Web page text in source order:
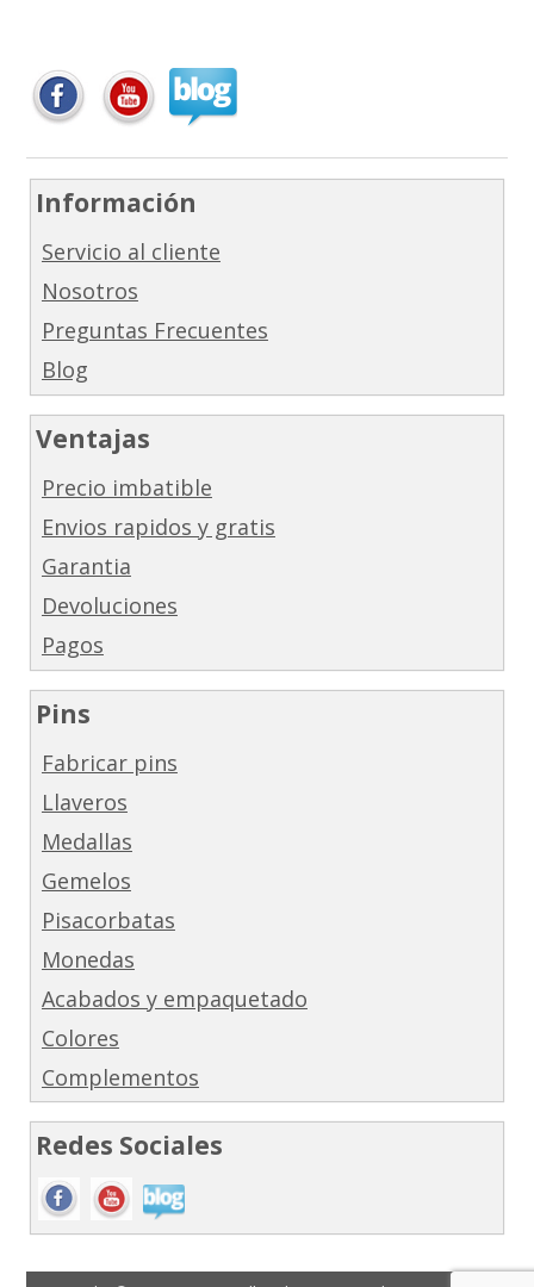
Información
Servicio al cliente
Nosotros
Preguntas Frecuentes
Blog
Ventajas
Precio imbatible
Envios rapidos y gratis
Garantia
Devoluciones
Pagos
Pins
Fabricar pins
Llaveros
Medallas
Gemelos
Pisacorbatas
Monedas
Acabados y empaquetado
Colores
Complementos
Redes Sociales